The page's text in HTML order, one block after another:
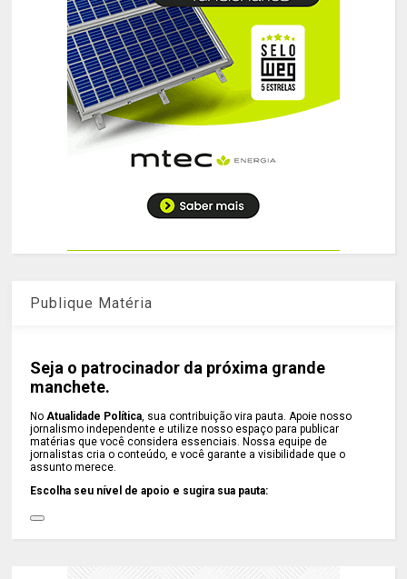
Publique Matéria
Seja o patrocinador da próxima grande
manchete.
NoAtualidade Política, sua contribuição vira pauta. Apoie nosso
jornalismo independente e utilize nosso espaço para publicar
matérias que você considera essenciais. Nossa equipe de
jornalistas cria o conteúdo, e você garante a visibilidade que o
assunto merece.
Escolha seu nível de apoio e sugira sua pauta: